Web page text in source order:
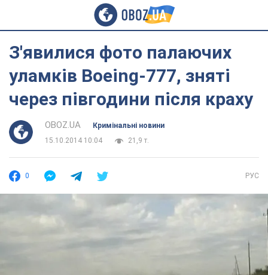
З'явилися фото палаючих
уламків Boeing-777, зняті
через півгодини після краху
OBOZ.UA
Кримінальні новини
15.10.2014 10:04
21,9 т.
0 РУС